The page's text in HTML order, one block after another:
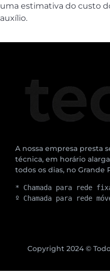
uma estimativa do custo
auxílio.
A nossa empresa presta
técnica, em horário
todos os dias, no Grande
* Chamada para rede
º Chamada para rede
Copyright 2024 ©